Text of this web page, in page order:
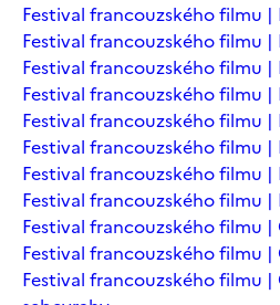
Festival francouzského filmu |
Festival francouzského filmu
Festival francouzského filmu |
Festival francouzského filmu |
Festival francouzského filmu
Festival francouzského filmu
Festival francouzského filmu
Festival francouzského filmu |
Festival francouzského filmu
Festival francouzského filmu |
Festival francouzského filmu